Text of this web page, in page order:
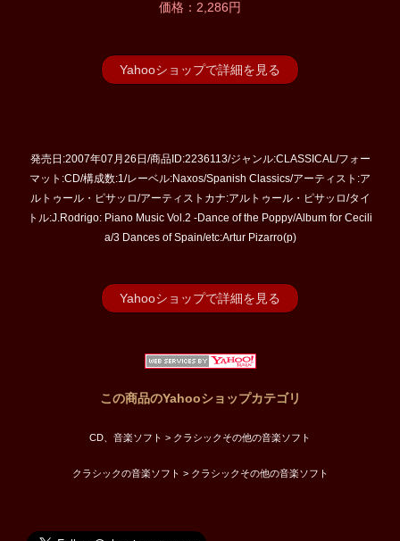
価格：2,286円
Yahooショップで詳細を見る
発売日:2007年07月26日/商品ID:2236113/ジャンル:CLASSICAL/フォー
マット:CD/構成数:1/レーベル:Naxos/Spanish Classics/アーティスト:ア
ルトゥール・ピサッロ/アーティストカナ:アルトゥール・ピサッロ/タイ
トル:J.Rodrigo: Piano Music Vol.2 -Dance of the Poppy/Album for Cecili
a/3 Dances of Spain/etc:Artur Pizarro(p)
Yahooショップで詳細を見る
この商品のYahooショップカテゴリ
CD、音楽ソフト > クラシックその他の音楽ソフト
クラシックの音楽ソフト > クラシックその他の音楽ソフト